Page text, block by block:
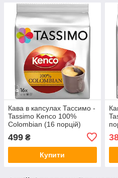
Кава в капсулах Тассимо -
Tassimo Kenco 100%
Colombian (16 порцій)
499 ₴
Купити